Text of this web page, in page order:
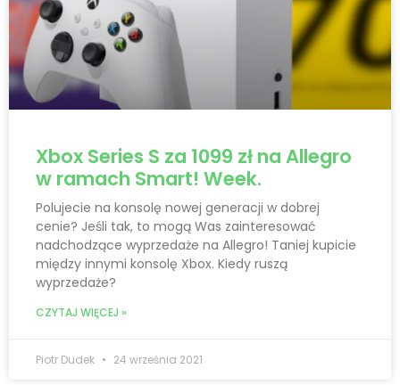
Xbox Series S za 1099 zł na Allegro
w ramach Smart! Week.
Polujecie na konsolę nowej generacji w dobrej
cenie? Jeśli tak, to mogą Was zainteresować
nadchodzące wyprzedaże na Allegro! Taniej kupicie
między innymi konsolę Xbox. Kiedy ruszą
wyprzedaże?
CZYTAJ WIĘCEJ »
Piotr Dudek 24 września 2021